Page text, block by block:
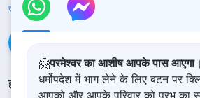
जानें
हमारा अनुसरण करें
🤗परमेश्वर का आशीष आपके पास आएगा।
धर्मोपदेश में भाग लेने के लिए बटन पर
आपको और आपके परिवार को प्रभु का